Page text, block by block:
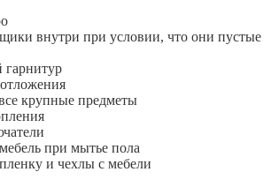
внутри при условии, что они пустые
крупные предметы
при мытье пола
и чехлы с мебели